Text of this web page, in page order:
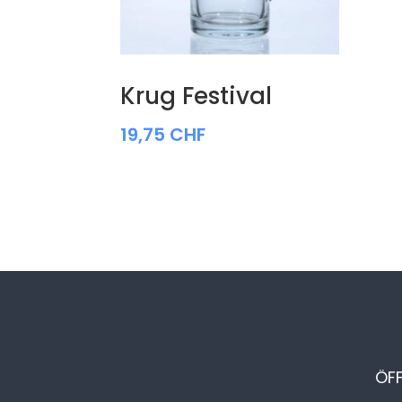
Krug Festival
19,75 CHF